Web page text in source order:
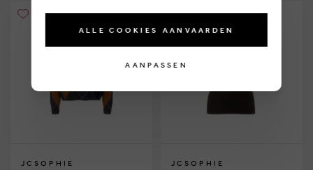
JCSOPHIE JCSOPHIE
ALLE COOKIES AANVAARDEN
AANPASSEN